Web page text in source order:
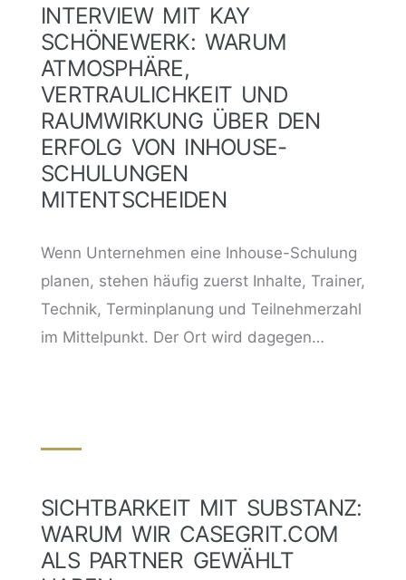
INTERVIEW MIT KAY
SCHÖNEWERK: WARUM
ATMOSPHÄRE,
VERTRAULICHKEIT UND
RAUMWIRKUNG ÜBER DEN
ERFOLG VON INHOUSE-
SCHULUNGEN
MITENTSCHEIDEN
Wenn Unternehmen eine Inhouse-Schulung
planen, stehen häufig zuerst Inhalte, Trainer,
Technik, Terminplanung und Teilnehmerzahl
im Mittelpunkt. Der Ort wird dagegen…
SICHTBARKEIT MIT SUBSTANZ:
WARUM WIR CASEGRIT.COM
ALS PARTNER GEWÄHLT